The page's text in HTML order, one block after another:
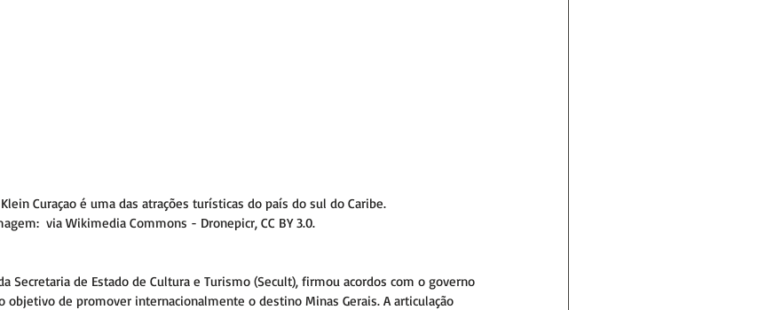
Curaçao é uma das atrações turísticas do país do sul do Caribe.
via Wikimedia Commons - Dronepicr, CC BY 3.0.
Secretaria de Estado de Cultura e Turismo (Secult), firmou acordos com o governo
objetivo de promover internacionalmente o destino Minas Gerais. A articulação